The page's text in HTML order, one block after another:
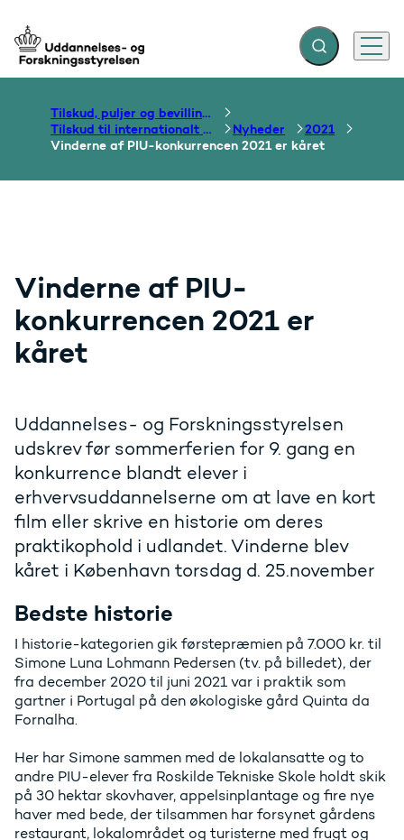
Gå til forsiden Fold søgefelt ud
Menu
Tilskud, puljer og bevillinger
Tilskud til internationalt samarbejde om uddannelse
Nyheder
2021
Vinderne af PIU-konkurrencen 2021 er kåret
Vinderne af PIU-
konkurrencen 2021 er
kåret
Uddannelses- og Forskningsstyrelsen
udskrev før sommerferien for 9. gang en
konkurrence blandt elever i
erhvervsuddannelserne om at lave en kort
film eller skrive en historie om deres
praktikophold i udlandet. Vinderne blev
kåret i København torsdag d. 25.november
Bedste historie
I historie-kategorien gik førstepræmien på 7.000 kr. til
Simone Luna Lohmann Pedersen (tv. på billedet), der
fra december 2020 til juni 2021 var i praktik som
gartner i Portugal på den økologiske gård Quinta da
Fornalha.
Her har Simone sammen med de lokalansatte og to
andre PIU-elever fra Roskilde Tekniske Skole holdt skik
på 30 hektar skovhaver, appelsinplantage og fire nye
haver med bede, der tilsammen har forsynet gårdens
restaurant, lokalområdet og turisterne med frugt og